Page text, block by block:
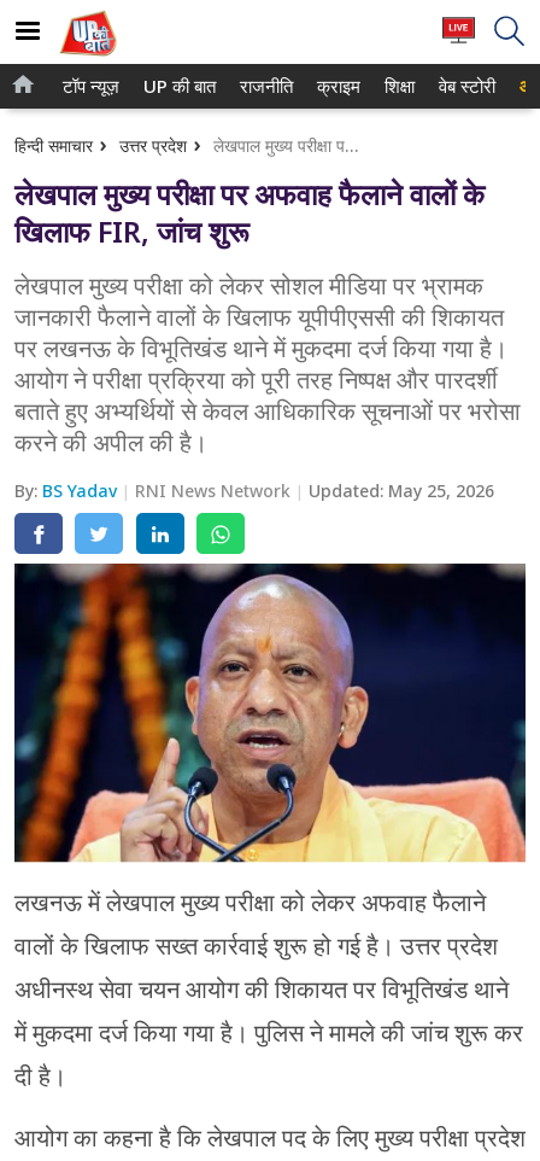
होम
टॉप न्यूज़
UP की बात
क्राइम
शिक्षा
वेब स्टोरी
टॉप न्यूज़ UP की बात राजनीति क्राइम शिक्षा वेब स्टोरी
हिन्दी समाचार उत्तर प्रदेश लेखपाल मुख्य परीक्षा पर अफवाह फैलाने वालों के खिलाफ FIR, जांच शुरू
लेखपाल मुख्य परीक्षा पर अफवाह फैलाने वालों के
खिलाफ FIR, जांच शुरू
लेखपाल मुख्य परीक्षा को लेकर सोशल मीडिया पर भ्रामक
जानकारी फैलाने वालों के खिलाफ यूपीपीएससी की शिकायत
पर लखनऊ के विभूतिखंड थाने में मुकदमा दर्ज किया गया है।
आयोग ने परीक्षा प्रक्रिया को पूरी तरह निष्पक्ष और पारदर्शी
बताते हुए अभ्यर्थियों से केवल आधिकारिक सूचनाओं पर भरोसा
करने की अपील की है।
By: BS Yadav RNI News Network Updated: May 25, 2026
लखनऊ में लेखपाल मुख्य परीक्षा को लेकर अफवाह फैलाने
वालों के खिलाफ सख्त कार्रवाई शुरू हो गई है। उत्तर प्रदेश
अधीनस्थ सेवा चयन आयोग की शिकायत पर विभूतिखंड थाने
में मुकदमा दर्ज किया गया है। पुलिस ने मामले की जांच शुरू कर
दी है।
आयोग का कहना है कि लेखपाल पद के लिए मुख्य परीक्षा प्रदेश
गाजियाबाद
लखनऊ
वाराणसी
आगरा
अयोध्या
मथुरा
मेरठ
मुरादाबाद
गोरखपुर
प्रयागराज
रामपुर